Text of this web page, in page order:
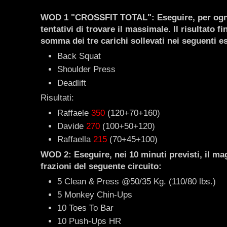
WOD 1 "CROSSFIT TOTAL": Eseguire, per
tentativi di trovare il massimale. Il risultato
somma dei tre carichi sollevati nei seguenti
Back Squat
Shoulder Press
Deadlift
Risultati:
Raffaele 350 (120+70+160)
Davide 270 (100+50+120)
Raffaella 215 (70+45+100)
WOD 2: Eseguire, nei 10 minuti previsti, il
frazioni del seguente circuito:
5 Clean & Press @50/35 Kg. (110/80 lbs.)
5 Monkey Chin-Ups
10 Toes To Bar
10 Push-Ups HR